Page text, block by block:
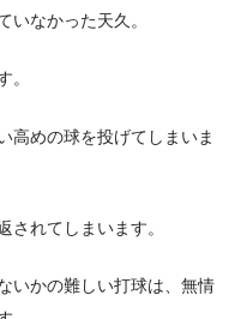
いなかった天久。
。
高めの球を投げてしまいま
されてしまいます。
いかの難しい打球は、無情